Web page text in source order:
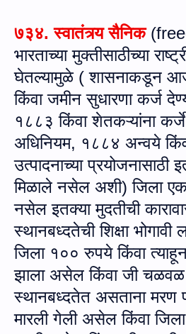
७३४.स्वातंत्र्य सैनिक(
भारताच्या मुक्तीसाठीच्या
घेतल्यामुळे ( शासनाकडून
किंवा जमीन सुधारणा कर्ज
१८८३ किंवा शेतकऱ्यांना कर्जे
अधिनियम, १८८४ अन्वये
उत्पादनाच्या प्रयोजनासाठी
मिळाले नसेल अशी) जिला एक
नसेल इतक्या मुदतीची
स्थानबध्दतेची शिक्षा
जिला १०० रुपये किंवा
झाला असेल किंवा जी चळवळ
स्थानबध्दतेत असताना मरण
मारली गेली असेल किंवा जिला